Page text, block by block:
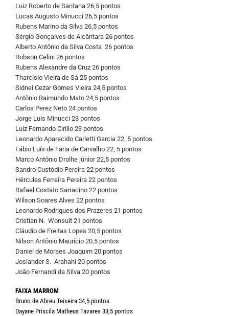
Luiz Roberto de Santana 26,5 pontos
Lucas Augusto Minucci 26,5 pontos
Rubens Marino da Silva 26,5 pontos
Sérgio Gonçalves de Alcântara 26 pontos
Alberto Antônio da Silva Costa 26 pontos
Robson Celini 26 pontos
Rubens Alexandre da Cruz 26 pontos
Tharcísio Vieira de Sá 25 pontos
Sidnei Cezar Gomes Vieira 24,5 pontos
Antônio Raimundo Mato 24,5 pontos
Carlos Perez Neto 24 pontos
Jorge Luis Minucci 23 pontos
Luiz Fernando Cirillo 23 pontos
Leonardo Aparecido Carletti Garcia 22, 5 pontos
Fábio Luís de Faria de Carvalho 22, 5 pontos
Marco Antônio Drolhe júnior 22,5 pontos
Sandro Custódio Pereira 22 pontos
Hércules Ferreira Pereira 22 pontos
Rafael Costato Sarracino 22 pontos
Wilson Soares Alves 22 pontos
Leonardo Rodrigues dos Prazeres 21 pontos
Cristian N. Wonsuit 21 pontos
Cláudio de Freitas Lopes 20,5 pontos
Nilson Antônio Maurício 20,5 pontos
Daniel de Moraes Joaquim 20 pontos
Josiander S. Arahahi 20 pontos
João Fernandi da Silva 20 pontos
FAIXA MARROM
Bruno de Abreu Teixeira 34,5 pontos
Dayane Priscila Matheus Tavares 33,5 pontos